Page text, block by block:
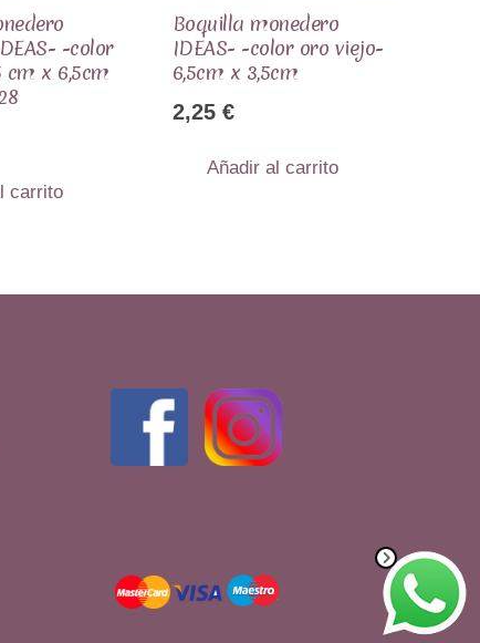
-color
cm x 6,5cm
carrito
Boquilla monedero
IDEAS- -color oro viejo-
6,5cm x 3,5cm
2,25 €
Añadir al carrito